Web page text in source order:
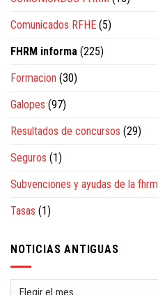
Comunicados RFHE (5)
FHRM informa (225)
Formacion (30)
Galopes (97)
Resultados de concursos (29)
Seguros (1)
Subvenciones y ayudas de la fhrm
Tasas (1)
NOTICIAS ANTIGUAS
Noticias